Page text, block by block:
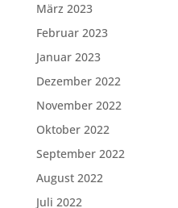
März 2023
Februar 2023
Januar 2023
Dezember 2022
November 2022
Oktober 2022
September 2022
August 2022
Juli 2022